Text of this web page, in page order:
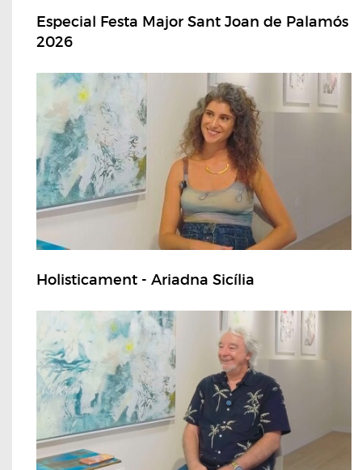
Especial Festa Major Sant Joan de Palamós
2026
Holisticament - Ariadna Sicília